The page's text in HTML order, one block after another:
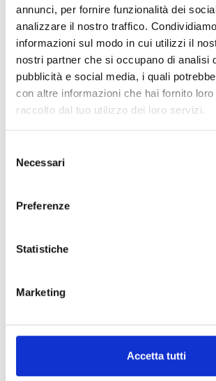
annunci, per fornire funzionalità dei
analizzare il nostro traffico.
informazioni sul modo in cui utilizzi il
nostri partner che si occupano di analisi
pubblicità e social media, i quali
con altre informazioni che hai fornito
raccolto dal tuo utilizzo dei loro servizi.
delNecessari
Preferenze
Statistiche
Marketing
Accetta tutti
Palestra di roccia Marchegg
Marchegg
39020 Schnals
+39 0473 679148
info@schnalstal.it
Impressioni